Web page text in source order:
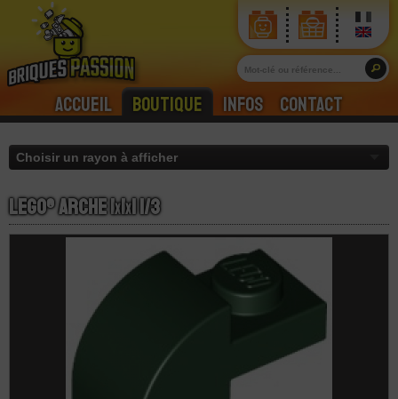
Accueil Boutique Infos Contact
LEGO® Arche 1x1x1 1/3